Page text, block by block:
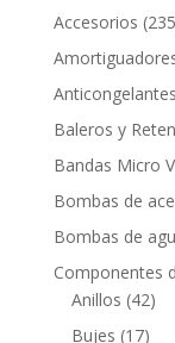
Accesorios 235
Anticongelantes
Baleros y
Bandas Micro V
Bombas de
Bombas de
Componentes
Anillos 4242
Bujes 1717